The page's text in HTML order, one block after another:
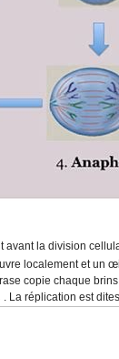
avant la division
localement et un
copie chaque
réplication est dites